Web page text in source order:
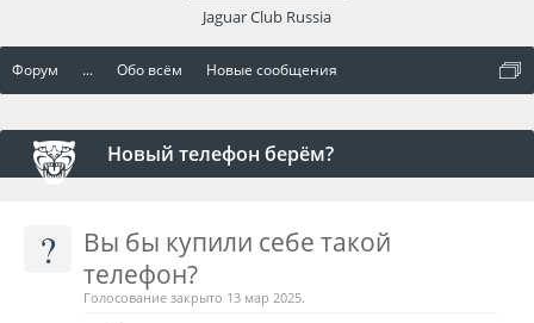
Форум ... Обо всём Новые сообщения
Новый телефон берём?
?
Вы бы купили себе такой
телефон?
Голосование закрыто 13 мар 2025.
Jaguar Club Russia
оват